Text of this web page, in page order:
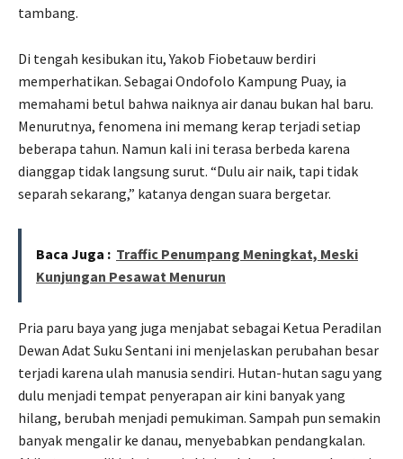
tambang.
Di tengah kesibukan itu, Yakob Fiobetauw berdiri
memperhatikan. Sebagai Ondofolo Kampung Puay, ia
memahami betul bahwa naiknya air danau bukan hal baru.
Menurutnya, fenomena ini memang kerap terjadi setiap
beberapa tahun. Namun kali ini terasa berbeda karena
dianggap tidak langsung surut. “Dulu air naik, tapi tidak
separah sekarang,” katanya dengan suara bergetar.
Baca Juga : Traffic Penumpang Meningkat, Meski
Kunjungan Pesawat Menurun
Pria paru baya yang juga menjabat sebagai Ketua Peradilan
Dewan Adat Suku Sentani ini menjelaskan perubahan besar
terjadi karena ulah manusia sendiri. Hutan-hutan sagu yang
dulu menjadi tempat penyerapan air kini banyak yang
hilang, berubah menjadi pemukiman. Sampah pun semakin
banyak mengalir ke danau, menyebabkan pendangkalan.